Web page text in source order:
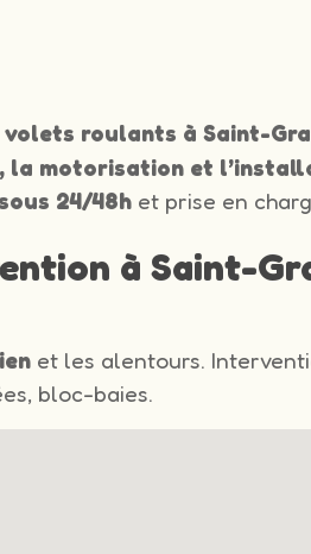
roulants à Saint-
la motorisation et
24/48h et prise en
à Saint-
et les alentours.
bloc-baies.